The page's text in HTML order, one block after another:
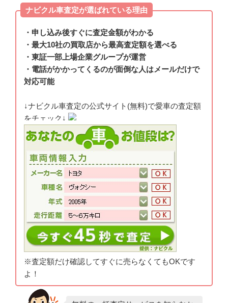
ナビクル車査定が選ばれている理由
・申し込み後すぐに査定金額がわかる
・最大10社の買取店から最高査定額を選べる
・東証一部上場企業グループが運営
・電話がかかってくるのが面倒な人はメールだけで
対応可能
↓ナビクル車査定の公式サイト(無料)で愛車の査定額
をチェック↓
※査定額だけ確認してすぐに売らなくてもOKです
よ！